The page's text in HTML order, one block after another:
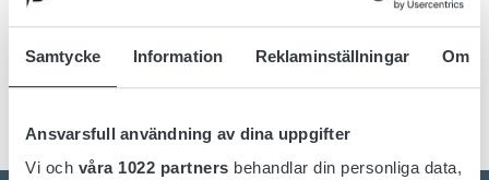
Samtycke Information Reklaminställningar Om
Ansvarsfull användning av dina uppgifter
Vi och våra 1022 partners behandlar din personliga data,
vår bransch”, säger Mika Mäenpää,
försäljningschef på ELLEGO.